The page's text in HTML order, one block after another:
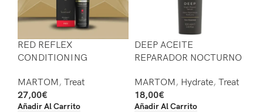
RED REFLEX
CONDITIONING
MARTOM, Treat
27,00€
Añadir Al Carrito
DEEP ACEITE
REPARADOR NOCTURNO
MARTOM, Hydrate, Treat
18,00€
Añadir Al Carrito